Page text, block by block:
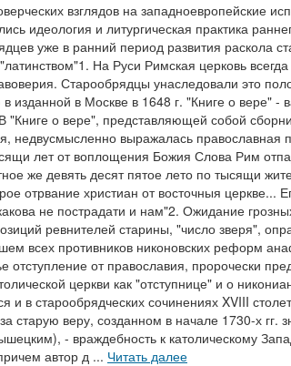
взглядов на западноевропейские
идеология и литургическая практика
уже в ранний период развития раскола
На Руси Римская церковь
Старообрядцы унаследовали это
в изданной в Москве в 1648 г. "Книге о вере"
"Книге о вере", представляющей собой
недвусмысленно выражалась православная
лет от воплощения Божия Слова Рим
же девять десят пятое лето по тысящи
отрвание христиан от восточныя церкве...
не пострадати и нам"2. Ожидание
ревнителей старины, "число зверя",
всех противников никоновских реформ
отступление от православия, пророчески
церкви как "отступнице" и о
в старообрядческих сочинениях XVIII
старую веру, созданном в начале 1730-х гг.
- враждебность к католическому
автор д ... Читать далее